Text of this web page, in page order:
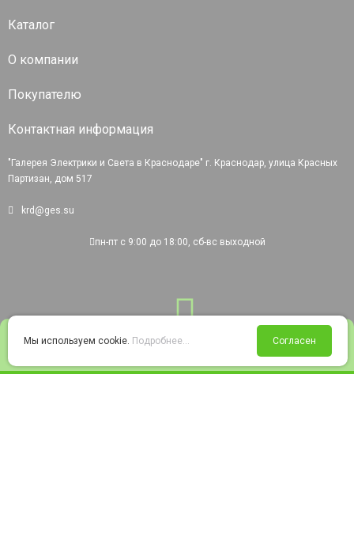
Войти Избранное Корзина
Каталог
О компании
Покупателю
Контактная информация
"Галерея Электрики и Света в Краснодаре" г. Краснодар, улица Красных
Партизан, дом 517
krd@ges.su
пн-пт с 9:00 до 18:00, сб-вс выходной
Мы используем cookie. Подробнее... Согласен